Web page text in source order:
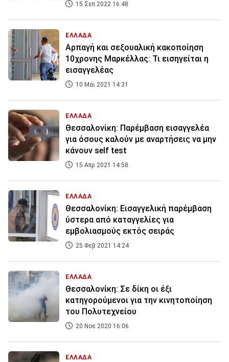
15 Σεπ 2022 16:48
ΕΛΛΑΔΑ
Αρπαγή και σεξουαλική κακοποίηση
10χρονης Μαρκέλλας: Τι εισηγείται η
εισαγγελέας
10 Μάι 2021 14:31
ΕΛΛΑΔΑ
Θεσσαλονίκη: Παρέμβαση εισαγγελέα
για όσους καλούν με αναρτήσεις να μην
κάνουν self test
15 Απρ 2021 14:58
ΕΛΛΑΔΑ
Θεσσαλονίκη: Εισαγγελική παρέμβαση
ύστερα από καταγγελίες για
εμβολιασμούς εκτός σειράς
25 Φεβ 2021 14:24
ΕΛΛΑΔΑ
Θεσσαλονίκη: Σε δίκη οι έξι
κατηγορούμενοι για την κινητοποίηση
του Πολυτεχνείου
20 Νοε 2020 16:06
ΕΛΛΑΔΑ